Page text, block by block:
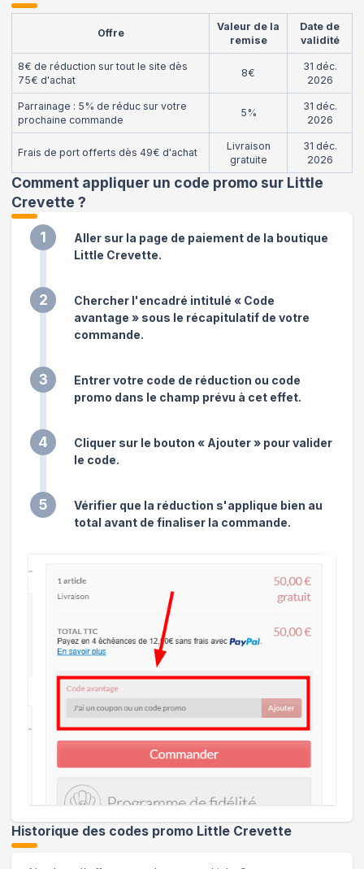
Offre
Valeur de la
remise
Date de
validité
8€ de réduction sur tout le site dès
75€ d'achat
8€
31 déc.
2026
Parrainage : 5% de réduc sur votre
prochaine commande
5%
31 déc.
2026
Frais de port offerts dès 49€ d'achat
Livraison
gratuite
31 déc.
2026
Comment appliquer un code promo sur Little
Crevette ?
1
Aller sur la page de paiement de la boutique
Little Crevette.
2
Chercher l'encadré intitulé « Code
avantage » sous le récapitulatif de votre
commande.
3
Entrer votre code de réduction ou code
promo dans le champ prévu à cet effet.
4
Cliquer sur le bouton « Ajouter » pour valider
le code.
5
Vérifier que la réduction s'applique bien au
total avant de finaliser la commande.
Historique des codes promo Little Crevette